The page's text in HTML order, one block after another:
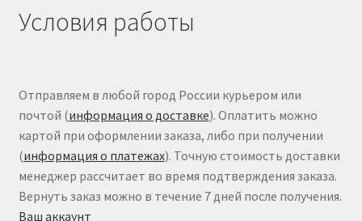
Условия работы
Отправляем в любой город России курьером или
почтой (информация о доставке). Оплатить можно
картой при оформлении заказа, либо при получении
(информация о платежах). Точную стоимость доставки
менеджер рассчитает во время подтверждения заказа.
Вернуть заказ можно в течение 7 дней после получения.
Ваш аккаунт